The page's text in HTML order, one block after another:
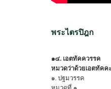
พระไตรปิฎก
๑๔. เอตทัคควรรค
หมวดว่าด้วยเอตทัคค
๑. ปฐมวรรค